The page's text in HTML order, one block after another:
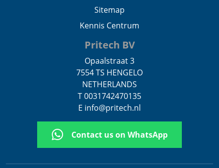
Sitemap
Kennis Centrum
Pritech BV
Opaalstraat 3
7554 TS HENGELO
NETHERLANDS
T 0031742470135
E info@pritech.nl
Contact us on WhatsApp